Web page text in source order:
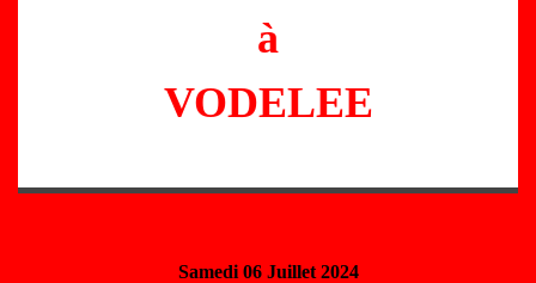
à
VODELEE
Samedi 06 Juillet 2024